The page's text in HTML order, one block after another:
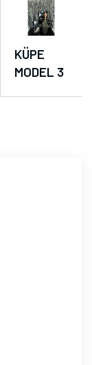
KÜPE
MODEL 3